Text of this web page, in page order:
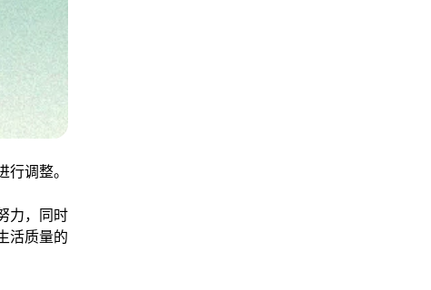
调整。
力，同时
活质量的